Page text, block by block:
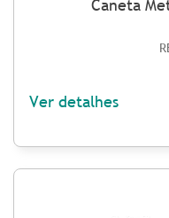
Caneta
Ver detalhes